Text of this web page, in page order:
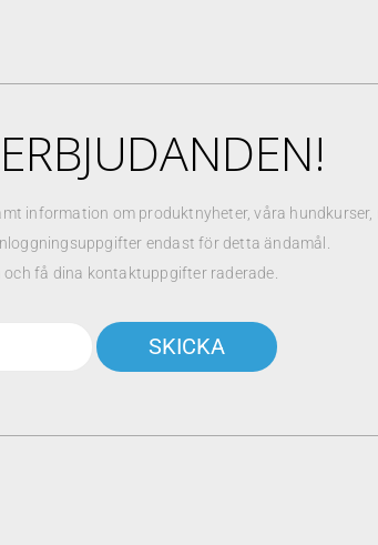
information om produktnyheter, våra
endast för detta ändamål.
få dina kontaktuppgifter raderade.